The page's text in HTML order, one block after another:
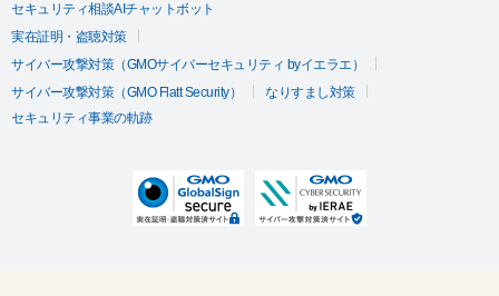
セキュリティ相談AIチャットボット
実在証明・盗聴対策
サイバー攻撃対策（GMOサイバーセキュリティ byイエラエ）
サイバー攻撃対策（GMO Flatt Security）
なりすまし対策
セキュリティ事業の軌跡